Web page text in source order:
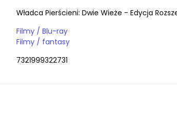
Władca Pierścieni: Dwie Wieże - Edycja
Filmy / Blu-ray
Filmy / fantasy
7321999322731